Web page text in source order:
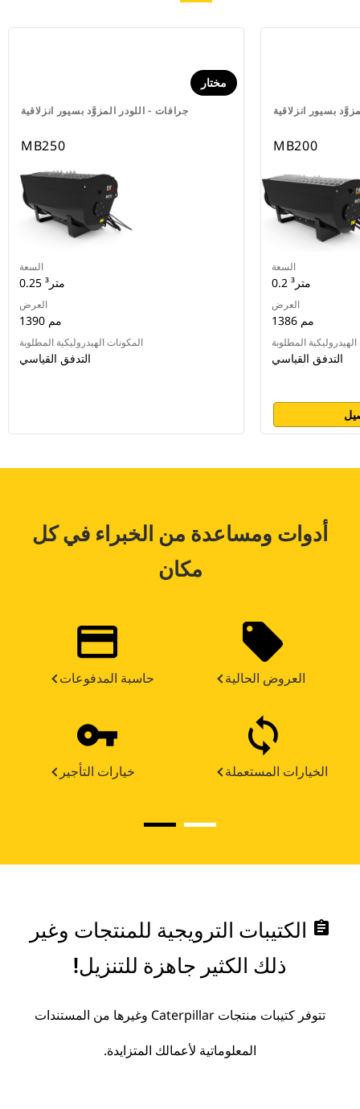
جرافات - اللودر المزوَّد بسيور انزلاقية
مختار
MB250
السعة
0.25 متر³
العرض
1390 مم
المكونات الهيدروليكية المطلوبة
التدفق القياسي
بسيور انزلاقية
MB200
السعة
0.2 متر³
العرض
1386 مم
المطلوبة
التدفق القياسي
أدوات ومساعدة من الخبراء في كل
مكان
حاسبة المدفوعات العروض الحالية
خيارات التأجير الخيارات المستعملة
assignment الكتيبات الترويجية للمنتجات وغير
ذلك الكثير جاهزة للتنزيل!
تتوفر كتيبات منتجات Caterpillar وغيرها من المستندات
المعلوماتية لأعمالك المتزايدة.